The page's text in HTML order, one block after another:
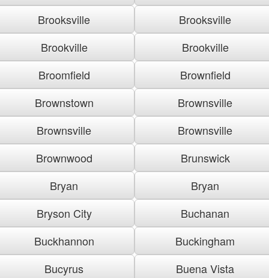
Brooksville
Brooksville
Brookville
Brookville
Broomfield
Brownfield
Brownstown
Brownsville
Brownsville
Brownsville
Brownwood
Brunswick
Bryan
Bryan
Bryson City
Buchanan
Buckhannon
Buckingham
Bucyrus
Buena Vista